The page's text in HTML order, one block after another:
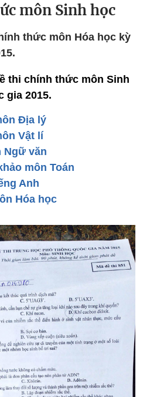
môn Sinh học
thức môn Hóa học kỳ
thi chính thức môn Sinh
gia 2015.
Địa lý
Vật lí
Ngữ văn
môn Toán
Anh
Hóa học